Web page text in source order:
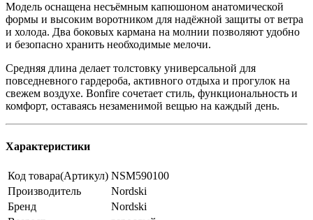
Модель оснащена несъёмным капюшоном анатомической
формы и высоким воротником для надёжной защиты от ветра
и холода. Два боковых кармана на молнии позволяют удобно
и безопасно хранить необходимые мелочи.
Средняя длина делает толстовку универсальной для
повседневного гардероба, активного отдыха и прогулок на
свежем воздухе. Bonfire сочетает стиль, функциональность и
комфорт, оставаясь незаменимой вещью на каждый день.
Характеристики
Код товара(Артикул) NSM590100
Производитель
Nordski
Бренд
Nordski